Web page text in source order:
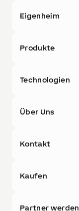
Eigenheim
Produkte
Technologien
Über Uns
Kontakt
Kaufen
Partner werden